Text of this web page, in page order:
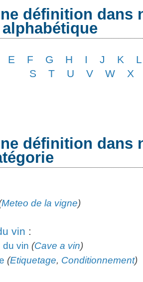
définition dans
E F G H I J K
L
S
T U V W X
définition dans
Meteo de la vigne)
vin :
du vin (Cave a vin)
(Etiquetage, Conditionnement)